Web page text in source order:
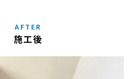
AFTER
施工後